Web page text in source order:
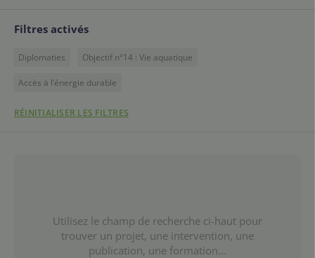
Filtres activés
Diplomaties Objectif n°14 : Vie aquatique
Accès à l’énergie durable
RÉINITIALISER LES FILTRES
Utilisez le champ de recherche ci-haut pour
trouver un projet, une intervention, une
publication, une formation...